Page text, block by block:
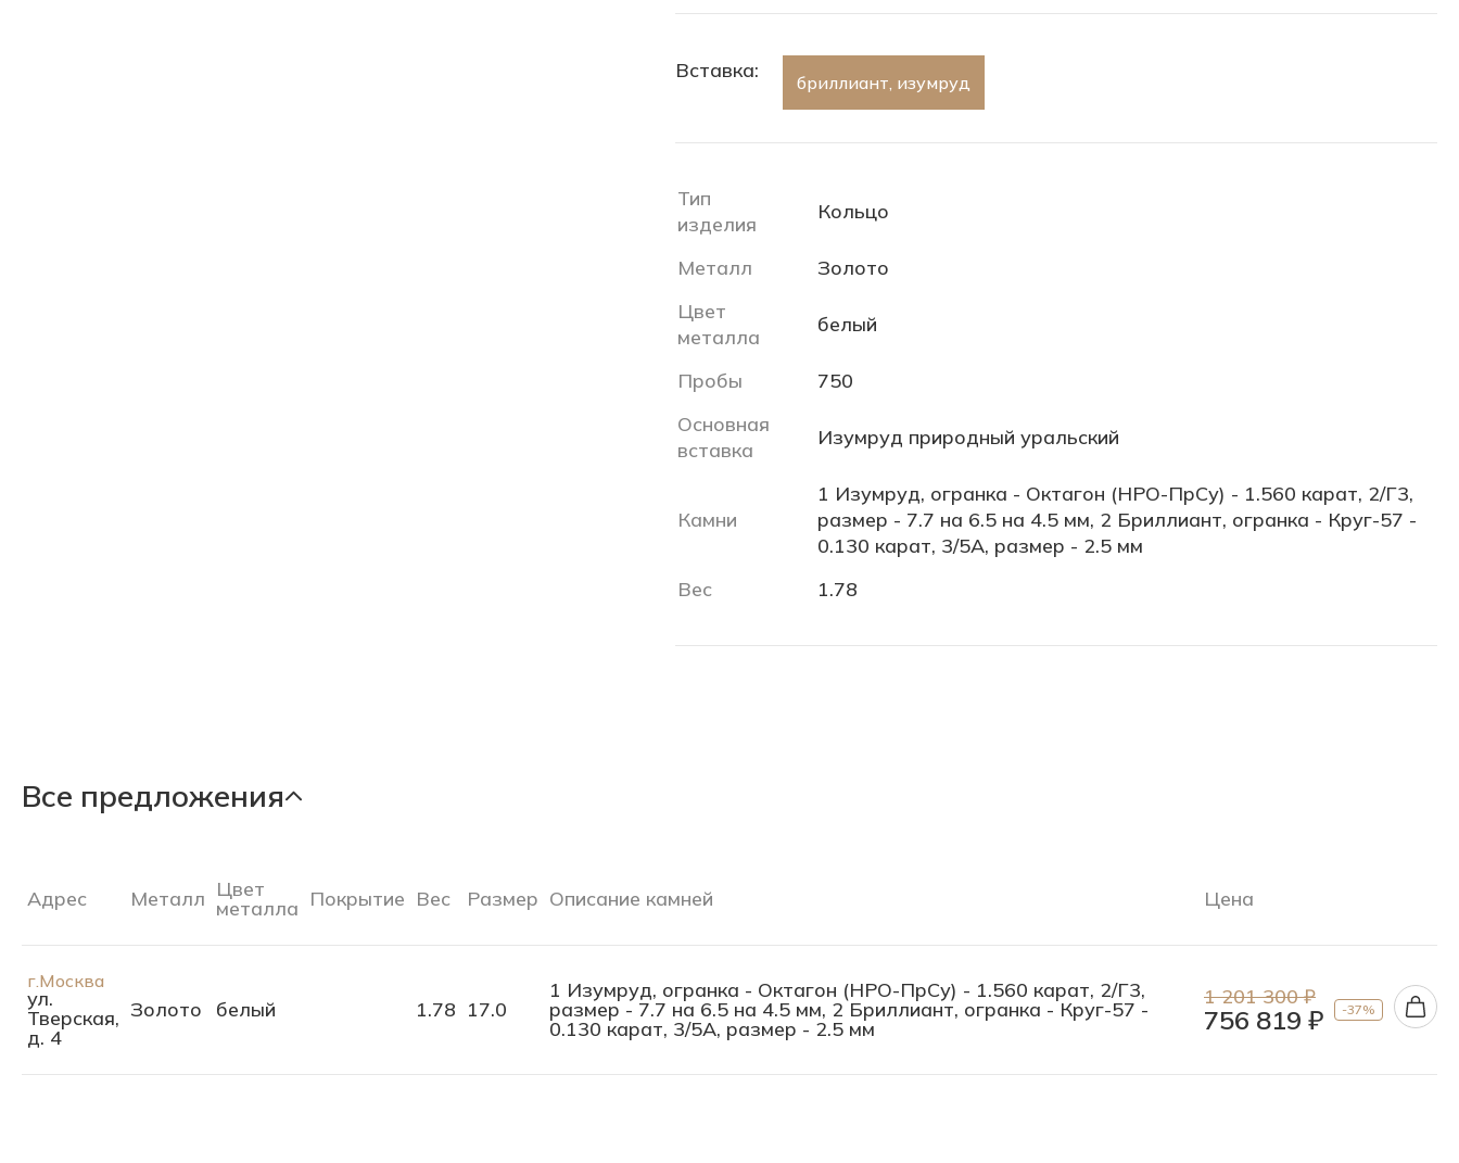
Вставка: бриллиант, изумруд
Тип
изделия
Кольцо
Металл
Золото
Цвет
металла
белый
Пробы
750
Основная
вставка
Изумруд природный уральский
Камни
1 Изумруд, огранка - Октагон (НРО-ПрСу) - 1.560 карат, 2/Г3,
размер - 7.7 на 6.5 на 4.5 мм, 2 Бриллиант, огранка - Круг-57 -
0.130 карат, 3/5А, размер - 2.5 мм
Вес
1.78
Все предложения
Адрес Металл Цвет
металла Покрытие Вес Размер Описание камней Цена
г.Москва
ул.
Тверская,
д. 4
Золото белый 1.78 17.0
1 Изумруд, огранка - Октагон (НРО-ПрСу) - 1.560 карат, 2/Г3,
размер - 7.7 на 6.5 на 4.5 мм, 2 Бриллиант, огранка - Круг-57 -
0.130 карат, 3/5А, размер - 2.5 мм
1 201 300 ₽
756 819 ₽ -37%